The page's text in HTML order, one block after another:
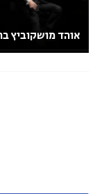
אוהד מושקוביץ